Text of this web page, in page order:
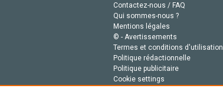
Contactez-nous / FAQ
Qui sommes-nous ?
Mentions légales
© - Avertissements
Termes et conditions d'utilisation
Politique rédactionnelle
Politique publicitaire
Cookie settings